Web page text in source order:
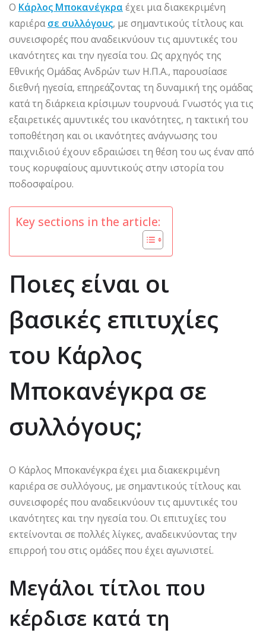
Ο Κάρλος Μποκανέγκρα έχει μια διακεκριμένη
καριέρασε συλλόγους, με σημαντικούς τίτλους και
συνεισφορές που αναδεικνύουν τις αμυντικές του
ικανότητες και την ηγεσία του. Ως αρχηγός της
Εθνικής Ομάδας Ανδρών των Η.Π.Α., παρουσίασε
διεθνή ηγεσία, επηρεάζοντας τη δυναμική της ομάδας
κατά τη διάρκεια κρίσιμων τουρνουά. Γνωστός για τις
εξαιρετικές αμυντικές του ικανότητες, η τακτική του
τοποθέτηση και οι ικανότητες ανάγνωσης του
παιχνιδιού έχουν εδραιώσει τη θέση του ως έναν από
τους κορυφαίους αμυντικούς στην ιστορία του
ποδοσφαίρου.
Key sections in the article:
Ποιες είναι οι
βασικές επιτυχίες
του Κάρλος
Μποκανέγκρα σε
συλλόγους;
Ο Κάρλος Μποκανέγκρα έχει μια διακεκριμένη
καριέρα σε συλλόγους, με σημαντικούς τίτλους και
συνεισφορές που αναδεικνύουν τις αμυντικές του
ικανότητες και την ηγεσία του. Οι επιτυχίες του
εκτείνονται σε πολλές λίγκες, αναδεικνύοντας την
επιρροή του στις ομάδες που έχει αγωνιστεί.
Μεγάλοι τίτλοι που
κέρδισε κατά τη